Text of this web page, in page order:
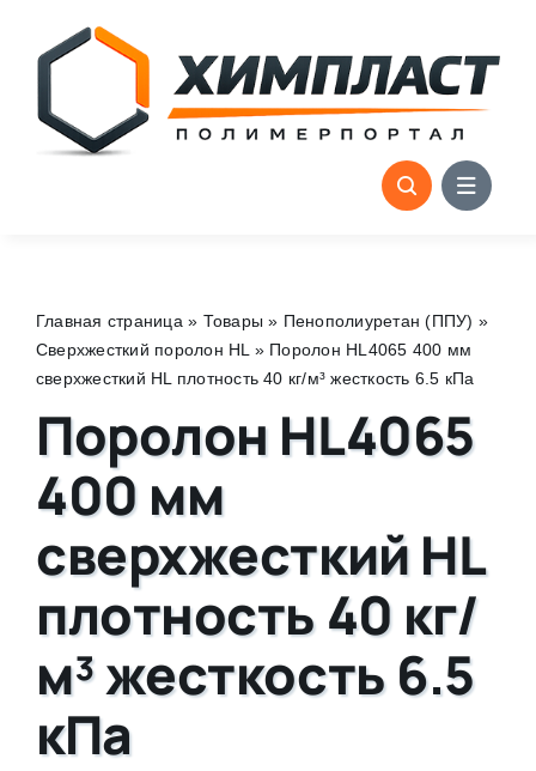
content
Главная страница » Товары » Пенополиуретан (ППУ) »
Сверхжесткий поролон HL » Поролон HL4065 400 мм
сверхжесткий HL плотность 40 кг/м³ жесткость 6.5 кПа
Поролон HL4065
400 мм
сверхжесткий HL
плотность 40 кг/
м³ жесткость 6.5
кПа